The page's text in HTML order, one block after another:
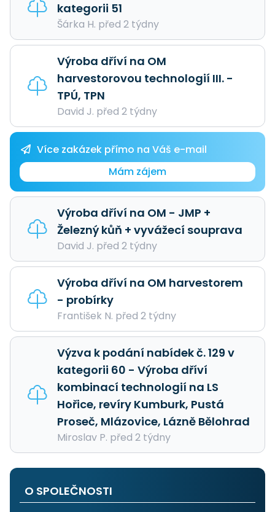
kategorii 51
Šárka H. před 2 týdny
Výroba dříví na OM
harvestorovou technologií III. -
TPÚ, TPN
David J. před 2 týdny
Více zakázek přímo na Váš e-mail
Mám zájem
Výroba dříví na OM - JMP +
Železný kůň + vyvážecí souprava
David J. před 2 týdny
Výroba dříví na OM harvestorem
- probírky
František N. před 2 týdny
Výzva k podání nabídek č. 129 v
kategorii 60 - Výroba dříví
kombinací technologií na LS
Hořice, revíry Kumburk, Pustá
Proseč, Mlázovice, Lázně Bělohrad
Miroslav P. před 2 týdny
O SPOLEČNOSTI